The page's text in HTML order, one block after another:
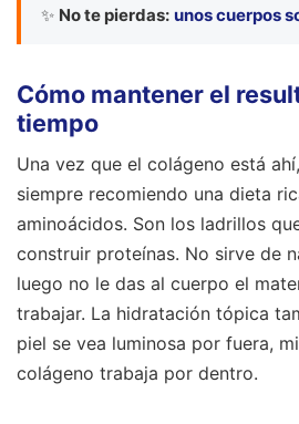
✨ No te pierdas: unos cuerpos
Cómo mantener el
tiempo
Una vez que el colágeno está
siempre recomiendo una dieta
aminoácidos. Son los ladrillos
construir proteínas. No sirve de
luego no le das al cuerpo el
trabajar. La hidratación tópica
piel se vea luminosa por fuera,
colágeno trabaja por dentro.